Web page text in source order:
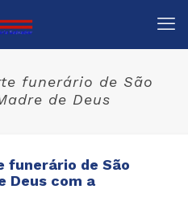
funerário de São
de Deus
funerário de São
Deus com a